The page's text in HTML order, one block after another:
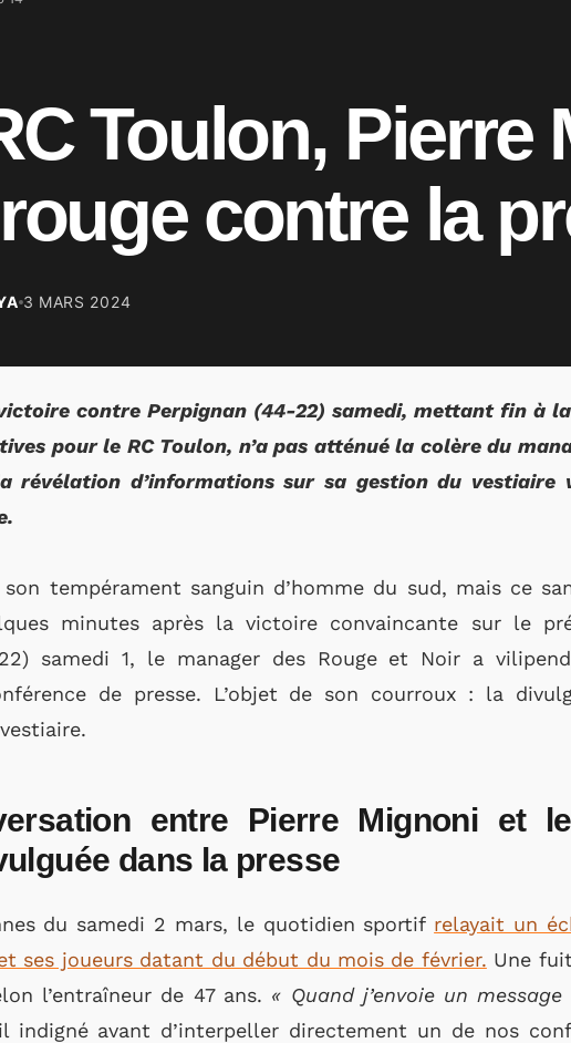
Toulon, Pierre
contre la
3 MARS 2024
contre Perpignan (44-22) samedi, mettant fin à
pour le RC Toulon, n’a pas atténué la colère du
révélation d’informations sur sa gestion du vestiaire
tempérament sanguin d’homme du sud, mais ce
minutes après la victoire convaincante sur le
22) samedi 1, le manager des Rouge et Noir a
de presse. L’objet de son courroux : la
entre Pierre Mignoni et
dans la presse
du samedi 2 mars, le quotidien sportif relayait un
ses joueurs datant du début du mois de février. Une
l’entraîneur de 47 ans. « Quand j’envoie un
il indigné avant d’interpeller directement un de nos